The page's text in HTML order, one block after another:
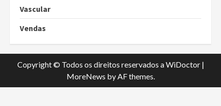
Vascular
Vendas
Copyright © Todos os direitos reservados a WiDoctor |
MoreNews by AF themes.